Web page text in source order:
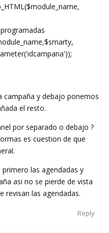
campaña y debajo ponemos
el resto.
por separado o debajo ?
es cuestion de que
las agendadas y
asi no se pierde de vista
revisan las agendadas.
Reply